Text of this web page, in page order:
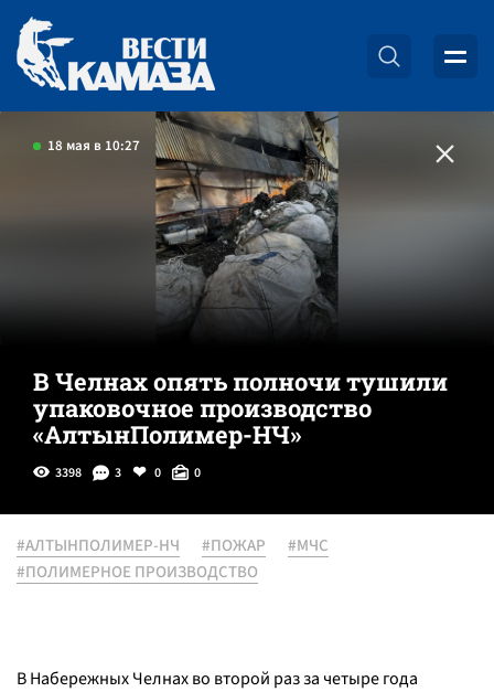
18 мая в 10:27
В Челнах опять полночи тушили
упаковочное производство
«АлтынПолимер-НЧ»
3398 3 0 0
#АЛТЫНПОЛИМЕР-НЧ #ПОЖАР
#МЧС
#ПОЛИМЕРНОЕ ПРОИЗВОДСТВО
В Набережных Челнах во второй раз за четыре года